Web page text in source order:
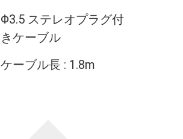
Φ3.5 ステレオプラグ付
きケーブル
ケーブル長 : 1.8m